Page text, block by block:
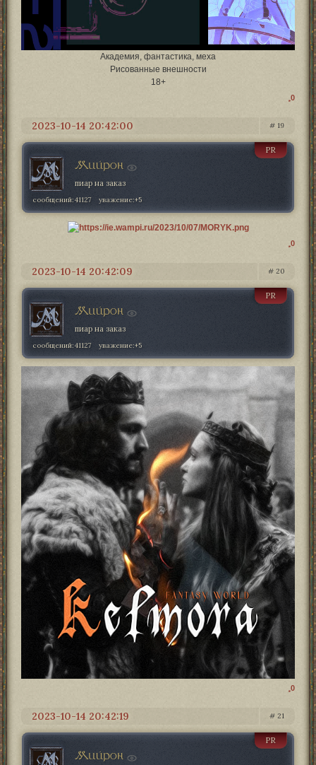
Академия, фантастика, меха
Рисованные внешности
18+
0
19
2023-10-14 20:42:00
Мийрон
PR
пиар на заказ
сообщений:41127 уважение:+5
0
20
2023-10-14 20:42:09
Мийрон
PR
пиар на заказ
сообщений:41127 уважение:+5
0
21
2023-10-14 20:42:19
Мийрон
PR